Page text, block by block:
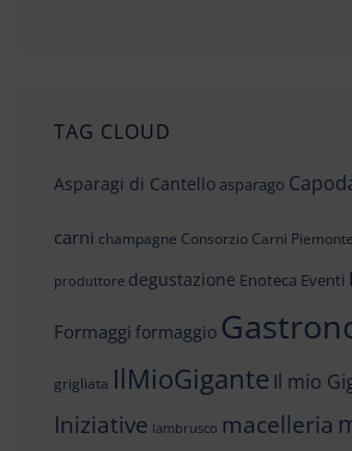
TAG CLOUD
Asparagi di Cantello asparago
carni champagne Consorzio Carni Piemonte
produttore degustazione Enoteca Eventi
Formaggi formaggio
grigliata IlMioGigante Il mio
Iniziative lambrusco macelleria